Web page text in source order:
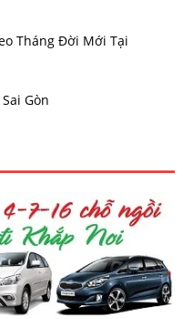
Tháng Đời Mới Tại
Gòn